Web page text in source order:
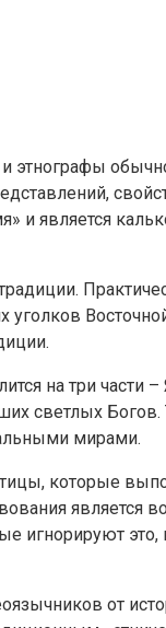
этнографы
и является
уголков
на три части
светлых
мирами.
которые
является
от